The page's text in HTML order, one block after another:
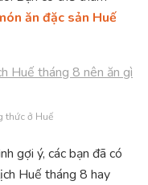
ăn đặc sản Huế
thức ở Huế
gợi ý, các bạn đã có
Huế tháng 8 hay